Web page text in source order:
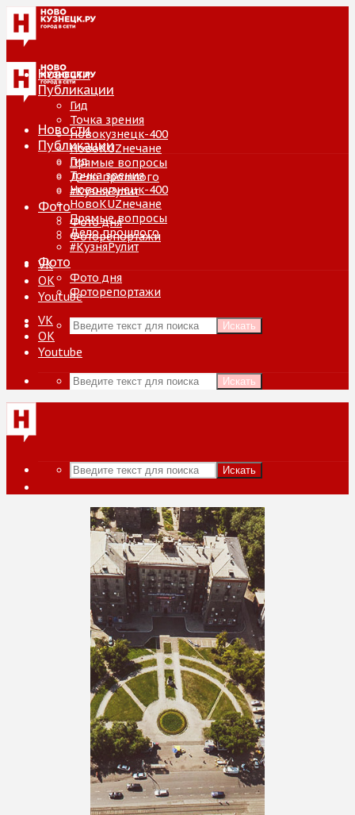
Новости
Публикации
Гид
Точка зрения
Новокузнецк-400
НовоKUZнечане
Прямые вопросы
Дело прошлого
#КузняРулит
Фото
Фото дня
Фоторепортажи
VK
ОК
Youtube
Искать
Новости
Публикации
Гид
Точка зрения
Новокузнецк-400
НовоKUZнечане
Прямые вопросы
Дело прошлого
#КузняРулит
Фото
Фото дня
Фоторепортажи
VK
ОК
Youtube
Искать
Искать